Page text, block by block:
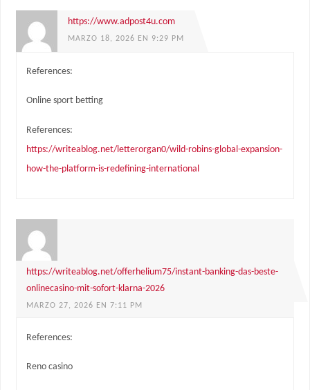
https://www.adpost4u.com
MARZO 18, 2026 EN 9:29 PM
References:
Online sport betting
References:
https://writeablog.net/letterorgan0/wild-robins-global-expansion-
how-the-platform-is-redefining-international
https://writeablog.net/offerhelium75/instant-banking-das-beste-
onlinecasino-mit-sofort-klarna-2026
MARZO 27, 2026 EN 7:11 PM
References:
Reno casino